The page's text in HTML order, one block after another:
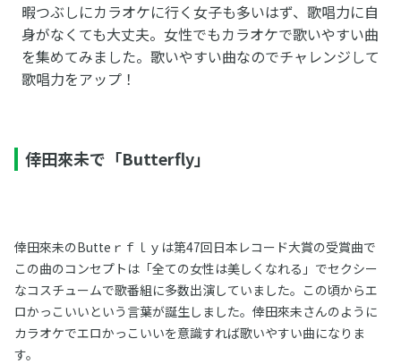
暇つぶしにカラオケに行く女子も多いはず、歌唱力に自
身がなくても大丈夫。女性でもカラオケで歌いやすい曲
を集めてみました。歌いやすい曲なのでチャレンジして
歌唱力をアップ！
倖田來未で「Butterfly」
倖田來未のButteｒｆｌｙは第47回日本レコード大賞の受賞曲で
この曲のコンセプトは「全ての女性は美しくなれる」でセクシー
なコスチュームで歌番組に多数出演していました。この頃からエ
ロかっこいいという言葉が誕生しました。倖田來未さんのように
カラオケでエロかっこいいを意識すれば歌いやすい曲になりま
す。